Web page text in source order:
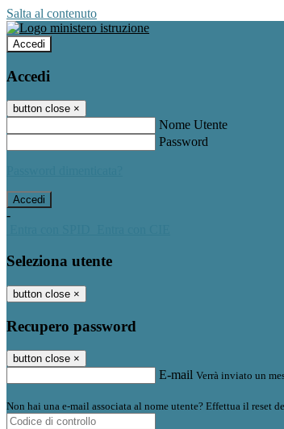
Salta al contenuto
Accedi
Accedi
button close ×
Nome Utente
Password
-
Seleziona utente
button close ×
Recupero password
button close ×
E-mail Verrà inviato un
Non hai una e-mail associata al nome utente? Effettua il reset